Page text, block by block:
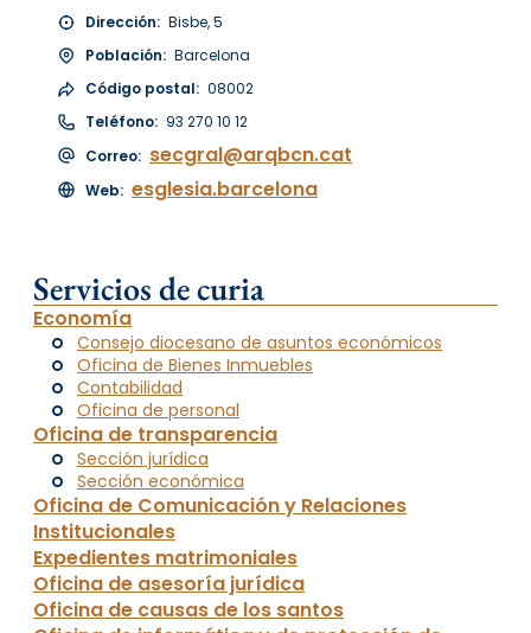
Dirección: Bisbe, 5
Población: Barcelona
Código postal: 08002
Teléfono: 93 270 10 12
Correo: secgral@arqbcn.cat
Web: esglesia.barcelona
Servicios de curia
Economía
Consejo diocesano de asuntos económicos
Oficina de Bienes Inmuebles
Contabilidad
Oficina de personal
Oficina de transparencia
Sección jurídica
Sección económica
Oficina de Comunicación y Relaciones
Institucionales
Expedientes matrimoniales
Oficina de asesoría jurídica
Oficina de causas de los santos